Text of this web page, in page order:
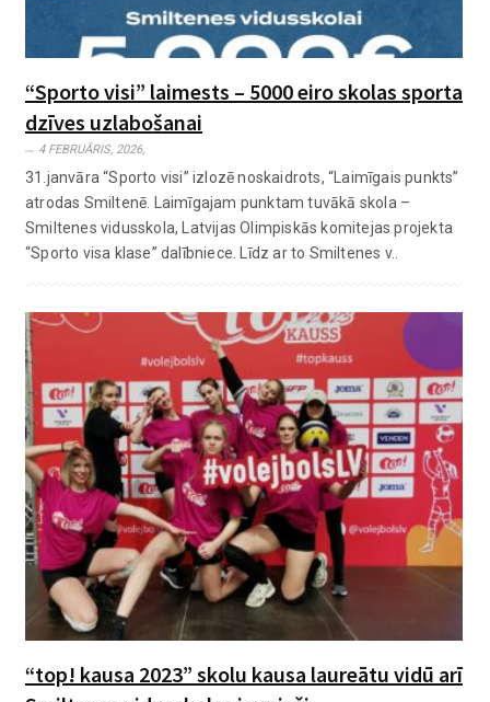
“Sporto visi” laimests – 5000 eiro skolas sporta
dzīves uzlabošanai
4 FEBRUĀRIS, 2026,
31.janvāra “Sporto visi” izlozē noskaidrots, “Laimīgais punkts”
atrodas Smiltenē. Laimīgajam punktam tuvākā skola –
Smiltenes vidusskola, Latvijas Olimpiskās komitejas projekta
“Sporto visa klase” dalībniece. Līdz ar to Smiltenes v..
“top! kausa 2023” skolu kausa laureātu vidū arī